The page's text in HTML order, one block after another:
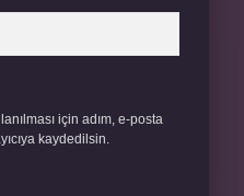
için adım, e-posta
kaydedilsin.